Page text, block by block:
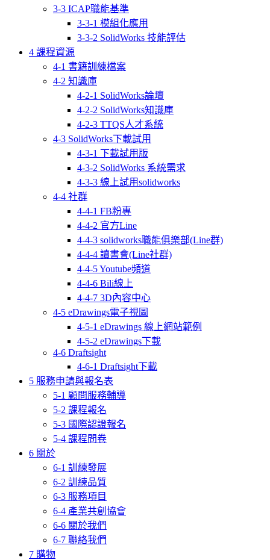
3-3 ICAP職能基準
3-3-1 模組化應用
3-3-2 SolidWorks 技能評估
4 課程資源
4-1 書籍訓練檔案
4-2 知識庫
4-2-1 SolidWorks論壇
4-2-2 SolidWorks知識庫
4-2-3 TTQS人才系統
4-3 SolidWorks下載試用
4-3-1 下載試用版
4-3-2 SolidWorks 系統需求
4-3-3 線上試用solidworks
4-4 社群
4-4-1 FB粉專
4-4-2 官方Line
4-4-3 solidworks職能俱樂部(Line群)
4-4-4 讀書會(Line社群)
4-4-5 Youtube頻道
4-4-6 Bili線上
4-4-7 3D內容中心
4-5 eDrawings電子視圖
4-5-1 eDrawings 線上網站範例
4-5-2 eDrawings下載
4-6 Draftsight
4-6-1 Draftsight下載
5 服務申請與報名表
5-1 顧問服務輔導
5-2 課程報名
5-3 國際認證報名
5-4 課程問卷
6 關於
6-1 訓練發展
6-2 訓練品質
6-3 服務項目
6-4 產業共創協會
6-6 關於我們
6-7 聯絡我們
7 購物